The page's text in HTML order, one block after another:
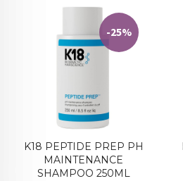
K18 PEPTIDE PREP PH
MAINTENANCE
SHAMPOO 250ML
-25%